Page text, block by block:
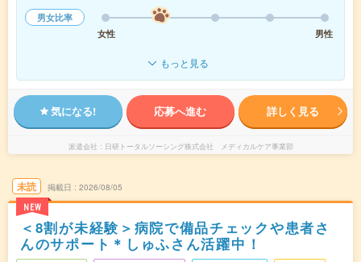
男女比率
女性
男性
もっと見る
気になる! 応募へ進む 詳しく見る
派遣会社 日研トータルソーシング株式会社 メディカルケア事業部
未読
NEW
掲載日 2026/08/05
＜8割が未経験＞病院で備品チェックや患者さ
んのサポート＊しゅふさん活躍中！